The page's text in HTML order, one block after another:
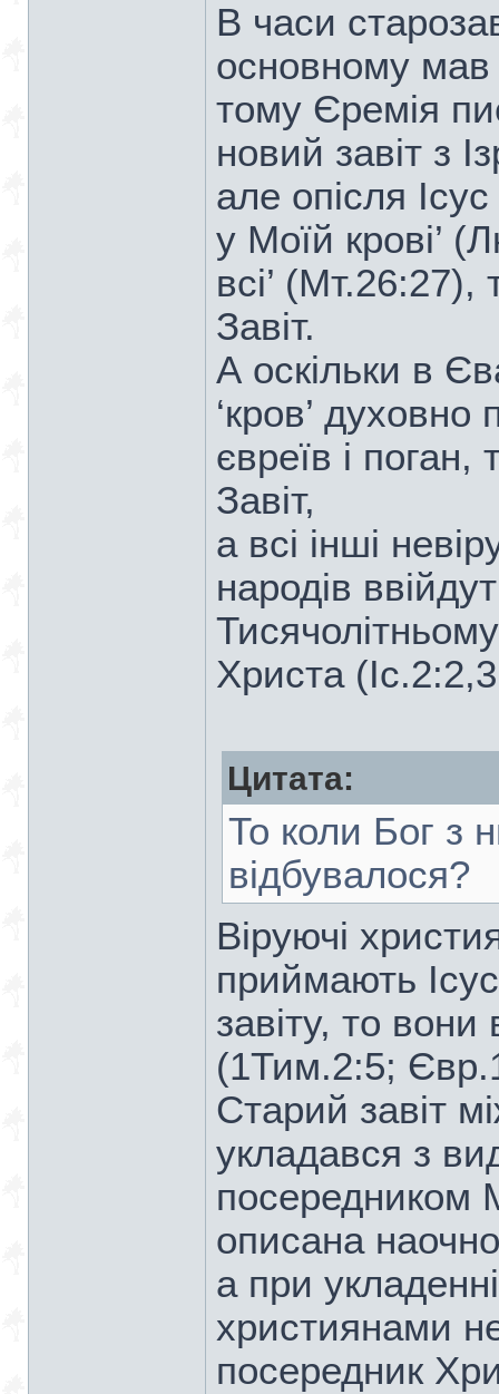
В часи
основному
тому Єремія
новий завіт з
але опісля
у Моїй крові’
всі’
Завіт.
А оскільки в
‘кров’
євреїв і
Завіт,
а всі інші
народів
Христа
Цитата:
То коли Бог з
відбувалося?
Віруючі
приймають
завіту, то
(1Тим.2:5;
Старий завіт
укладався з
посередником
описана
а при
християнами
посередник